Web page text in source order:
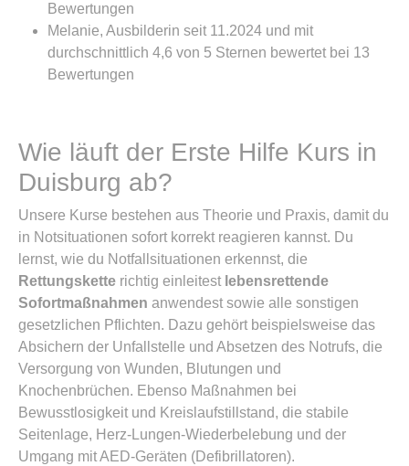
Bewertungen
Melanie, Ausbilderin seit 11.2024 und mit
durchschnittlich 4,6 von 5 Sternen bewertet bei 13
Bewertungen
Wie läuft der Erste Hilfe Kurs in
Duisburg ab?
Unsere Kurse bestehen aus Theorie und Praxis, damit du
in Notsituationen sofort korrekt reagieren kannst. Du
lernst, wie du Notfallsituationen erkennst, die
Rettungskette richtig einleitest lebensrettende
Sofortmaßnahmen anwendest sowie alle sonstigen
gesetzlichen Pflichten. Dazu gehört beispielsweise das
Absichern der Unfallstelle und Absetzen des Notrufs, die
Versorgung von Wunden, Blutungen und
Knochenbrüchen. Ebenso Maßnahmen bei
Bewusstlosigkeit und Kreislaufstillstand, die stabile
Seitenlage, Herz-Lungen-Wiederbelebung und der
Umgang mit AED-Geräten (Defibrillatoren).